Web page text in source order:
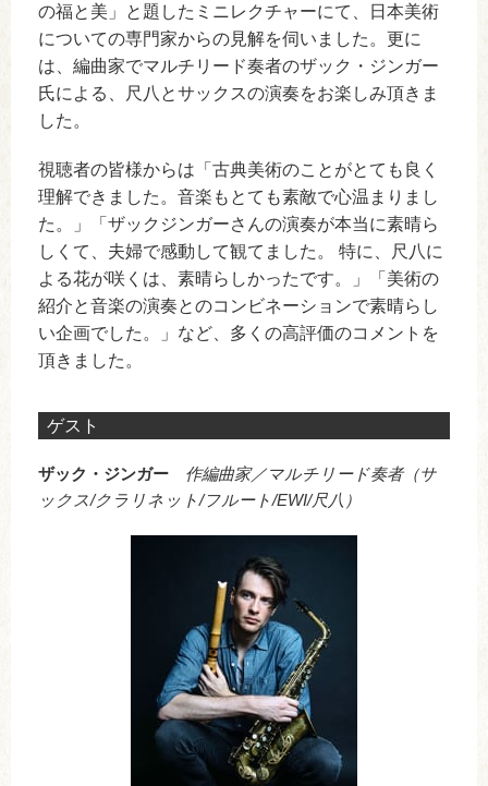
の福と美」と題したミニレクチャーにて、日本美術
についての専門家からの見解を伺いました。更に
は、編曲家でマルチリード奏者のザック・ジンガー
氏による、尺八とサックスの演奏をお楽しみ頂きま
した。
視聴者の皆様からは「古典美術のことがとても良く
理解できました。音楽もとても素敵で心温まりまし
た。」「ザックジンガーさんの演奏が本当に素晴ら
しくて、夫婦で感動して観てました。 特に、尺八に
よる花が咲くは、素晴らしかったです。」「美術の
紹介と音楽の演奏とのコンビネーションで素晴らし
い企画でした。」など、多くの高評価のコメントを
頂きました。
ゲスト
ザック・ジンガー
作編曲家／マルチリード奏者（サ
ックス/クラリネット/フルート/EWI/尺八）